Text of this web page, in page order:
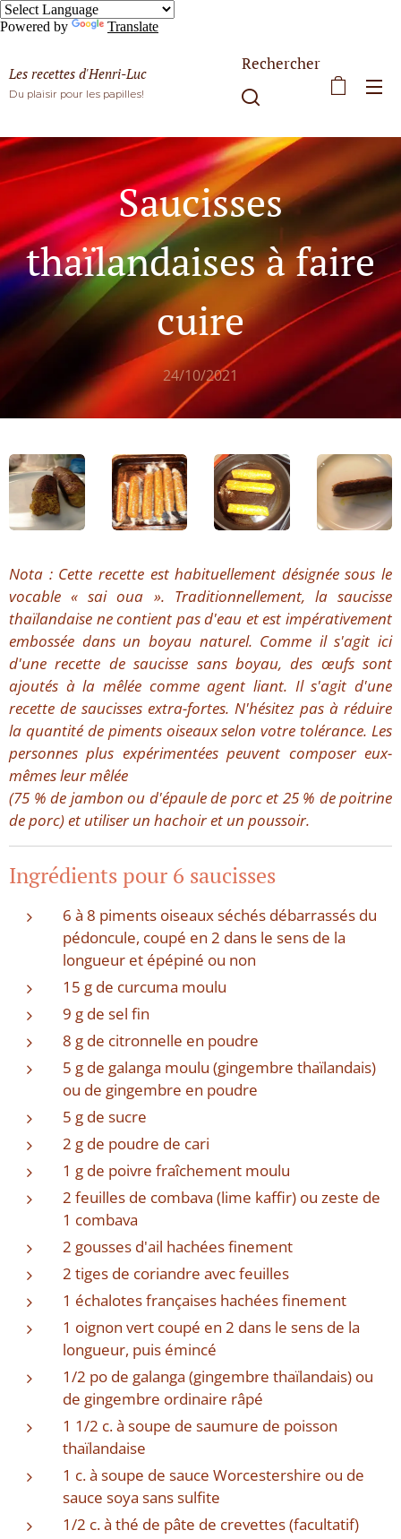
Powered by Translate
Les recettes d'Henri-Luc
Du plaisir pour les papilles!
Rechercher
Saucisses
thaïlandaises à faire
cuire
24/10/2021
Nota : Cette recette est habituellement désignée sous le
vocable « sai oua ». Traditionnellement, la saucisse
thaïlandaise ne contient pas d'eau et est impérativement
embossée dans un boyau naturel. Comme il s'agit ici
d'une recette de saucisse sans boyau, des œufs sont
ajoutés à la mêlée comme agent liant. Il s'agit d'une
recette de saucisses extra-fortes. N'hésitez pas à réduire
la quantité de piments oiseaux selon votre tolérance. Les
personnes plus expérimentées peuvent composer eux-
mêmes leur mêlée
(75 % de jambon ou d'épaule de porc et 25 % de poitrine
de porc) et utiliser un hachoir et un poussoir.
Ingrédients pour 6 saucisses
6 à 8 piments oiseaux séchés débarrassés du
pédoncule, coupé en 2 dans le sens de la
longueur et épépiné ou non
15 g de curcuma moulu
9 g de sel fin
8 g de citronnelle en poudre
5 g de galanga moulu (gingembre thaïlandais)
ou de gingembre en poudre
5 g de sucre
2 g de poudre de cari
1 g de poivre fraîchement moulu
2 feuilles de combava (lime kaffir) ou zeste de
1 combava
2 gousses d'ail hachées finement
2 tiges de coriandre avec feuilles
1 échalotes françaises hachées finement
1 oignon vert coupé en 2 dans le sens de la
longueur, puis émincé
1/2 po de galanga (gingembre thaïlandais) ou
de gingembre ordinaire râpé
1 1/2 c. à soupe de saumure de poisson
thaïlandaise
1 c. à soupe de sauce Worcestershire ou de
sauce soya sans sulfite
1/2 c. à thé de pâte de crevettes (facultatif)